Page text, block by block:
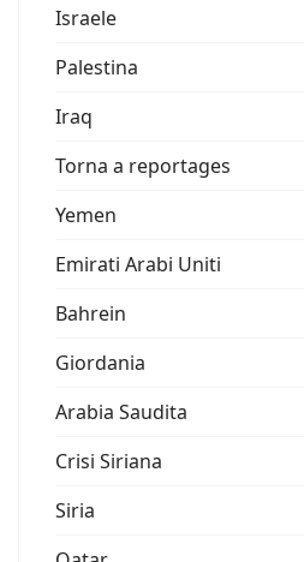
Israele
Palestina
Iraq
Torna a reportages
Yemen
Emirati Arabi Uniti
Bahrein
Giordania
Arabia Saudita
Crisi Siriana
Siria